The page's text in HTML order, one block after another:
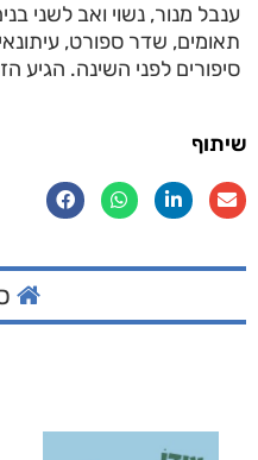
ענבל מנור, נשוי ואב לשני
תאומים, שדר ספורט,
סיפורים לפני השינה. הגיע
שיתוף